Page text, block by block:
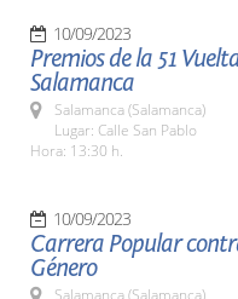
10/09/2023
Premios de la 51
Salamanca
Salamanca (Salamanca)
Lugar: Calle San Pablo
Hora: 13:30 h.
10/09/2023
Carrera Popular
Género
Salamanca (Salamanca)